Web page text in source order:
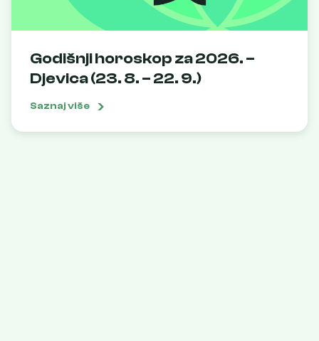
Godišnji horoskop za 2026. –
Djevica (23. 8. – 22. 9.)
Saznaj više